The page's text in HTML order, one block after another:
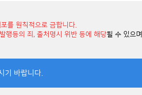
를 원칙적으로 금합니다.
행등의 죄, 출처명시 위반 등에 해당될 수 있으며
기 바랍니다.